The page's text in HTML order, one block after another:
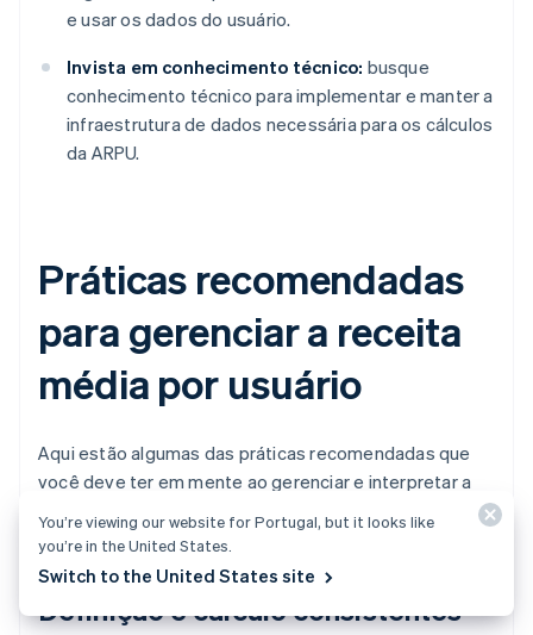
e usar os dados do usuário.
Invista em conhecimento técnico: busque
conhecimento técnico para implementar e manter a
infraestrutura de dados necessária para os cálculos
da ARPU.
Práticas recomendadas
para gerenciar a receita
média por usuário
Aqui estão algumas das práticas recomendadas que
você deve ter em mente ao gerenciar e interpretar a
Definição e cálculo consistentes
You’re viewing our website for Portugal, but it looks like
you’re in the United States.
Switch to the United States site